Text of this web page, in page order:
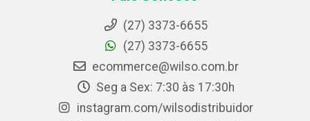
(27) 3373-6655
(27) 3373-6655
ecommerce@wilso.com.br
Seg a Sex: 7:30 às 17:30h
instagram.com/wilsodistribuidor